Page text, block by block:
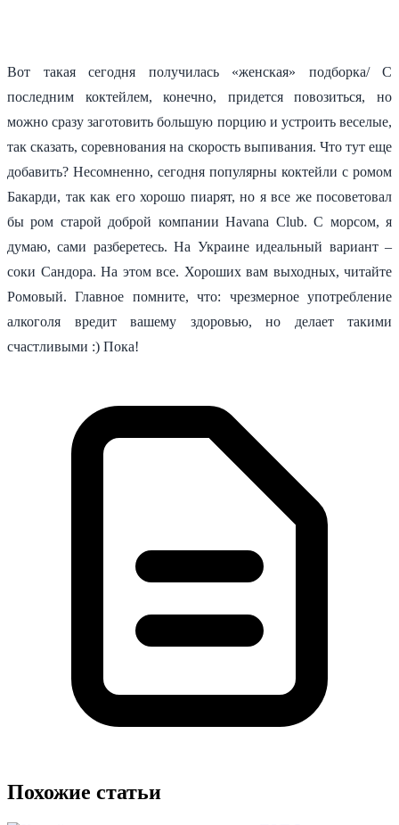
Вот такая сегодня получилась «женская» подборка/ С
последним коктейлем, конечно, придется повозиться, но
можно сразу заготовить большую порцию и устроить веселые,
так сказать, соревнования на скорость выпивания. Что тут еще
добавить? Несомненно, сегодня популярны коктейли с ромом
Бакарди, так как его хорошо пиарят, но я все же посоветовал
бы ром старой доброй компании Havana Club. С морсом, я
думаю, сами разберетесь. На Украине идеальный вариант –
соки Сандора. На этом все. Хороших вам выходных, читайте
Ромовый. Главное помните, что: чрезмерное употребление
алкоголя вредит вашему здоровью, но делает такими
счастливыми :) Пока!
Похожие статьи